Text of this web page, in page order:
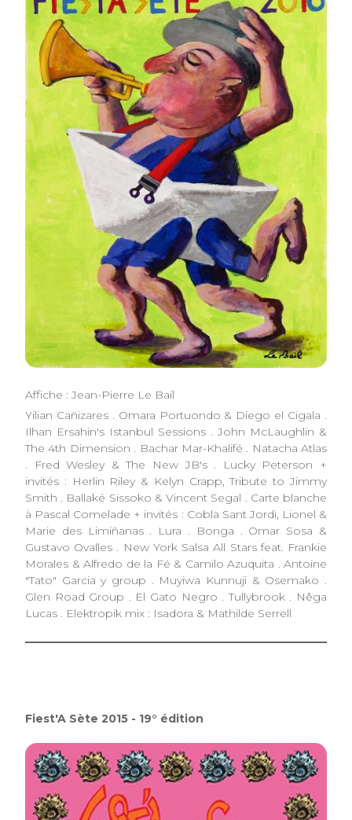
Affiche : Jean-Pierre Le Bail
Yilian Cañizares . Omara Portuondo & Diego el Cigala .
Ilhan Ersahin's Istanbul Sessions . John McLaughlin &
The 4th Dimension . Bachar Mar-Khalifé . Natacha Atlas
. Fred Wesley & The New JB's . Lucky Peterson +
invités : Herlin Riley & Kelyn Crapp, Tribute to Jimmy
Smith . Ballaké Sissoko & Vincent Segal . Carte blanche
à Pascal Comelade + invités : Cobla Sant Jordi, Lionel &
Marie des Limiñanas . Lura . Bonga . Omar Sosa &
Gustavo Ovalles . New York Salsa All Stars feat. Frankie
Morales & Alfredo de la Fé & Camilo Azuquita . Antoine
"Tato" Garcia y group . Muyiwa Kunnuji & Osemako .
Glen Road Group . El Gato Negro . Tullybrook . Nêga
Lucas . Elektropik mix : Isadora & Mathilde Serrell
Fiest'A Sète 2015 - 19° édition